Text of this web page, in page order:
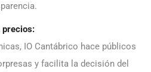
precios:
IO Cantábrico hace públicos
y facilita la decisión del